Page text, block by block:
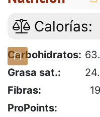
Calorías:
Carbohidratos:
Grasa sat.:
Fibras:
ProPoints: